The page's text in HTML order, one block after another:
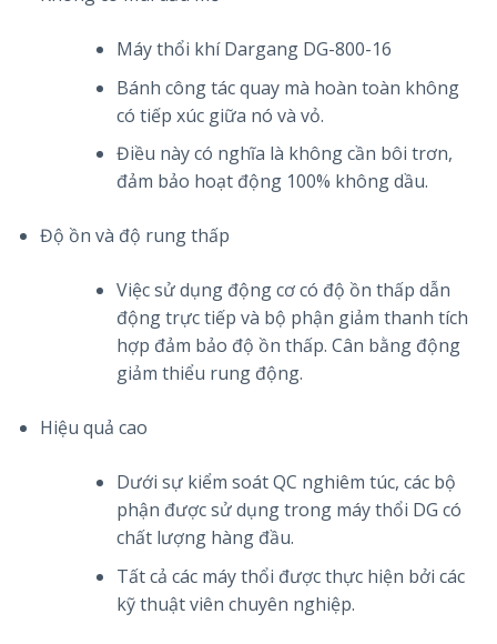
Máy thổi khí Dargang DG-800-16
Bánh công tác quay mà hoàn toàn không
có tiếp xúc giữa nó và vỏ.
Điều này có nghĩa là không cần bôi trơn,
đảm bảo hoạt động 100% không dầu.
Độ ồn và độ rung thấp
Việc sử dụng động cơ có độ ồn thấp dẫn
động trực tiếp và bộ phận giảm thanh tích
hợp đảm bảo độ ồn thấp. Cân bằng động
giảm thiểu rung động.
Hiệu quả cao
Dưới sự kiểm soát QC nghiêm túc, các bộ
phận được sử dụng trong máy thổi DG có
chất lượng hàng đầu.
Tất cả các máy thổi được thực hiện bởi các
kỹ thuật viên chuyên nghiệp.